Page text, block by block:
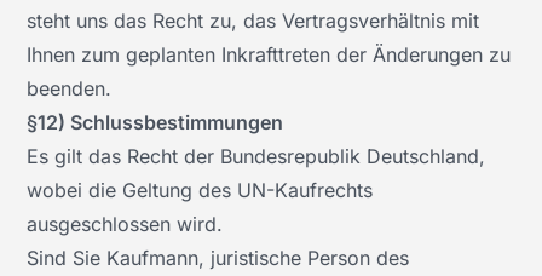
steht uns das Recht zu, das Vertragsverhältnis mit
Ihnen zum geplanten Inkrafttreten der Änderungen zu
beenden.
§12) Schlussbestimmungen
Es gilt das Recht der Bundesrepublik Deutschland,
wobei die Geltung des UN-Kaufrechts
ausgeschlossen wird.
Sind Sie Kaufmann, juristische Person des